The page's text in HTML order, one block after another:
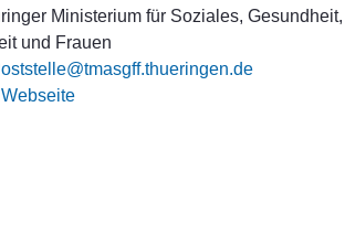
Ministerium für Soziales, Gesundheit,
und Frauen